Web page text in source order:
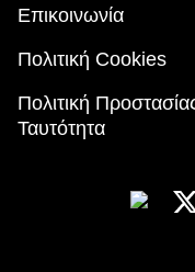
Επικοινωνία
Πολιτική Cookies
Πολιτική
Ταυτότητα